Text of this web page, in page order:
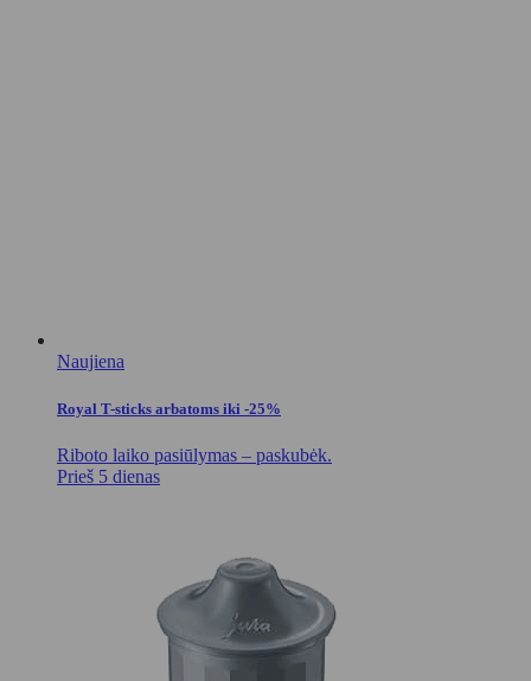
Naujiena
Royal T-sticks arbatoms iki -25%
Riboto laiko pasiūlymas – paskubėk.
Prieš 5 dienas